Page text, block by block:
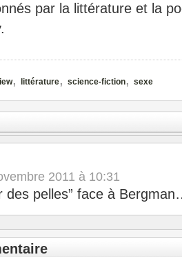
par la littérature et la
, littérature, science-fiction, sexe
2011 à 10:31
des pelles” face à